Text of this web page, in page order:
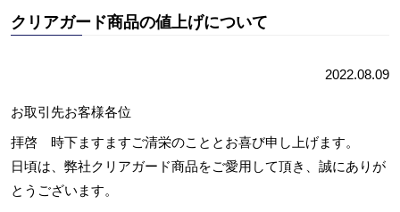
クリアガード商品の値上げについて
2022.08.09
お取引先お客様各位
拝啓 時下ますますご清栄のこととお喜び申し上げます。
日頃は、弊社クリアガード商品をご愛用して頂き、誠にありが
とうございます。